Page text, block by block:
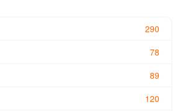
290
78
89
120